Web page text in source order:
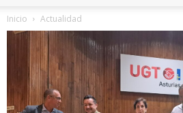
Inicio Actualidad